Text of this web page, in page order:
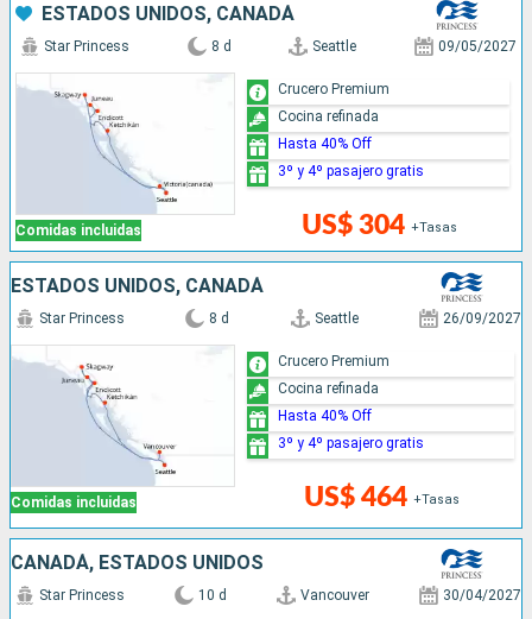
ESTADOS UNIDOS, CANADÁ
Comidas incluidas
Star Princess 8 d Seattle 09/05/2027
US$ 304 +Tasas
Crucero Premium
Cocina refinada
Hasta 40% Off
3º y 4º pasajero gratis
ESTADOS UNIDOS, CANADÁ
Comidas incluidas
Star Princess 8 d Seattle 26/09/2027
US$ 464 +Tasas
Crucero Premium
Cocina refinada
Hasta 40% Off
3º y 4º pasajero gratis
CANADÁ, ESTADOS UNIDOS
Star Princess 10 d Vancouver 30/04/2027